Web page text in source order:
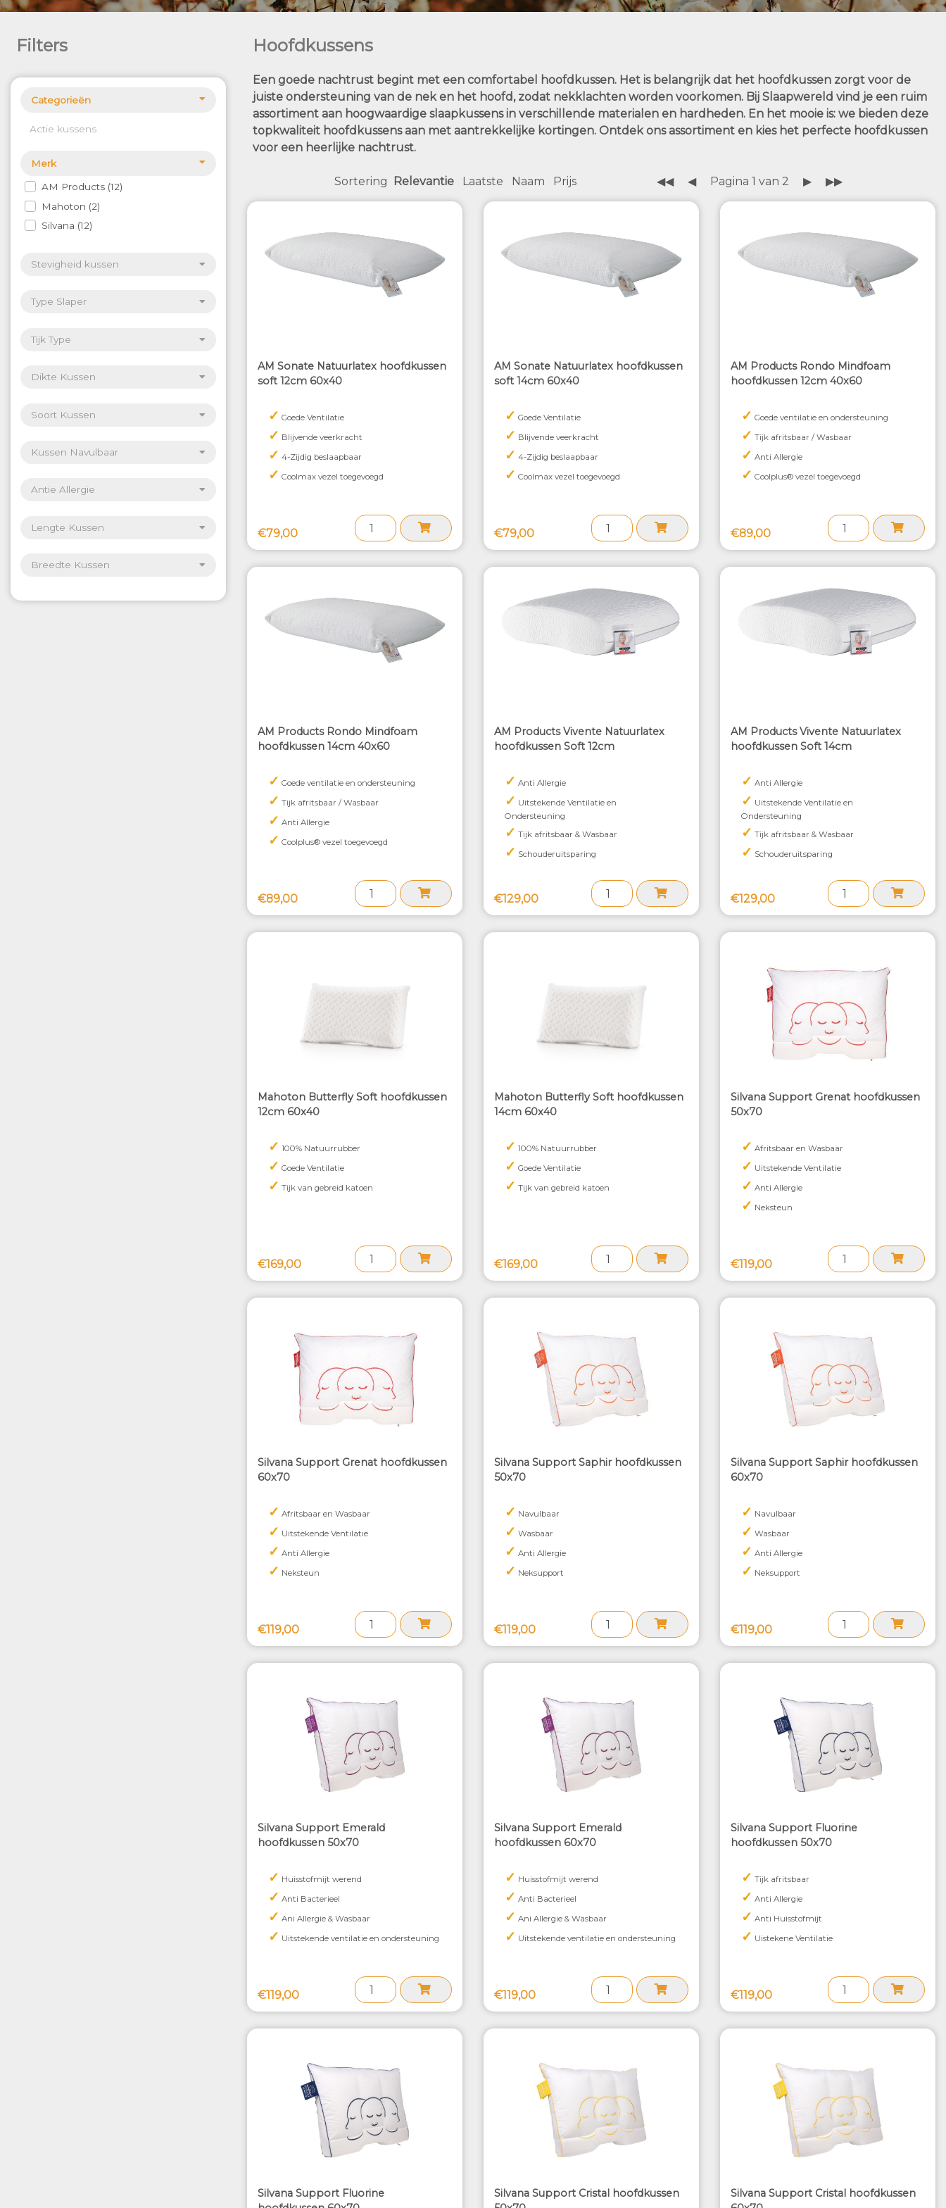
Filters
Categorieën
Actie kussens
Merk
AM Products 12
Mahoton 2
Silvana 12
Stevigheid kussen
Type Slaper
Tijk Type
Dikte Kussen
Soort Kussen
Kussen Navulbaar
Antie Allergie
Lengte Kussen
Breedte Kussen
Hoofdkussens
Een goede nachtrust begint met een comfortabel hoofdkussen. Het is belangrijk dat het hoofdkussen zorgt voor de
juiste ondersteuning van de nek en het hoofd, zodat nekklachten worden voorkomen. Bij Slaapwereld vind je een ruim
assortiment aan hoogwaardige slaapkussens in verschillende materialen en hardheden. En het mooie is: we bieden deze
topkwaliteit hoofdkussens aan met aantrekkelijke kortingen. Ontdek ons assortiment en kies het perfecte hoofdkussen
voor een heerlijke nachtrust.
Sortering Relevantie Laatste Naam Prijs ◀◀ ◀ Pagina 1 van 2 ▶ ▶▶
AM Sonate Natuurlatex hoofdkussen
soft 12cm 60x40
✓ Goede Ventilatie
✓ Blijvende veerkracht
✓ 4-Zijdig beslaapbaar
✓ Coolmax vezel toegevoegd
€79,00
AM Sonate Natuurlatex hoofdkussen
soft 14cm 60x40
✓ Goede Ventilatie
✓ Blijvende veerkracht
✓ 4-Zijdig beslaapbaar
✓ Coolmax vezel toegevoegd
€79,00
AM Products Rondo Mindfoam
hoofdkussen 12cm 40x60
✓ Goede ventilatie en ondersteuning
✓ Tijk afritsbaar / Wasbaar
✓ Anti Allergie
✓ Coolplus® vezel toegevoegd
€89,00
AM Products Rondo Mindfoam
hoofdkussen 14cm 40x60
✓ Goede ventilatie en ondersteuning
✓ Tijk afritsbaar / Wasbaar
✓ Anti Allergie
✓ Coolplus® vezel toegevoegd
€89,00
AM Products Vivente Natuurlatex
hoofdkussen Soft 12cm
✓ Anti Allergie
✓ Uitstekende Ventilatie en
Ondersteuning
✓ Tijk afritsbaar & Wasbaar
✓ Schouderuitsparing
€129,00
AM Products Vivente Natuurlatex
hoofdkussen Soft 14cm
✓ Anti Allergie
✓ Uitstekende Ventilatie en
Ondersteuning
✓ Tijk afritsbaar & Wasbaar
✓ Schouderuitsparing
€129,00
Mahoton Butterfly Soft hoofdkussen
12cm 60x40
✓ 100% Natuurrubber
✓ Goede Ventilatie
✓ Tijk van gebreid katoen
€169,00
Mahoton Butterfly Soft hoofdkussen
14cm 60x40
✓ 100% Natuurrubber
✓ Goede Ventilatie
✓ Tijk van gebreid katoen
€169,00
Silvana Support Grenat hoofdkussen
50x70
✓ Afritsbaar en Wasbaar
✓ Uitstekende Ventilatie
✓ Anti Allergie
✓ Neksteun
€119,00
Silvana Support Grenat hoofdkussen
60x70
✓ Afritsbaar en Wasbaar
✓ Uitstekende Ventilatie
✓ Anti Allergie
✓ Neksteun
€119,00
Silvana Support Saphir hoofdkussen
50x70
✓ Navulbaar
✓ Wasbaar
✓ Anti Allergie
✓ Neksupport
€119,00
Silvana Support Saphir hoofdkussen
60x70
✓ Navulbaar
✓ Wasbaar
✓ Anti Allergie
✓ Neksupport
€119,00
Silvana Support Emerald
hoofdkussen 50x70
✓ Huisstofmijt werend
✓ Anti Bacterieel
✓ Ani Allergie & Wasbaar
✓ Uitstekende ventilatie en ondersteuning
€119,00
Silvana Support Emerald
hoofdkussen 60x70
✓ Huisstofmijt werend
✓ Anti Bacterieel
✓ Ani Allergie & Wasbaar
✓ Uitstekende ventilatie en ondersteuning
€119,00
Silvana Support Fluorine
hoofdkussen 50x70
✓ Tijk afritsbaar
✓ Anti Allergie
✓ Anti Huisstofmijt
✓ Uistekene Ventilatie
€119,00
Silvana Support Fluorine
Silvana Support Cristal hoofdkussen
Silvana Support Cristal hoofdkussen